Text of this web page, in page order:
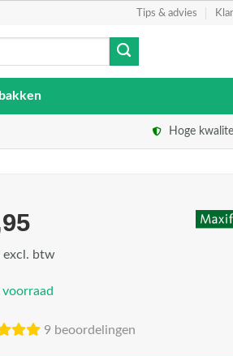
Tips & advies
Hoge
excl. btw
9 beoordelingen